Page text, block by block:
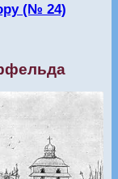
(№ 24)